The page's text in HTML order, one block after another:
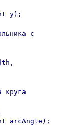
y);
с
круга
arcAngle);